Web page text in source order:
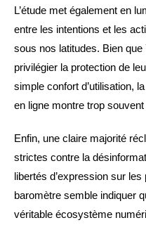
L’étude met également en
entre les intentions et les
sous nos latitudes. Bien
privilégier la protection de
simple confort d’utilisation,
en ligne montre trop
Enfin, une claire majorité
strictes contre la
libertés d’expression sur
baromètre semble indiquer
véritable écosystème